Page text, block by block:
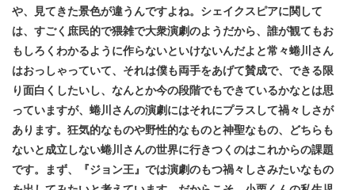
や、見てきた景色が違うんですよね。シェイクスピアに関して
は、すごく庶民的で猥雑で大衆演劇のようだから、誰が観てもお
もしろくわかるように作らないといけないんだよと常々蜷川さん
はおっしゃっていて、それは僕も両手をあげて賛成で、できる限
り面白くしたいし、なんとか今の段階でもできているかなとは思
っていますが、蜷川さんの演劇にはそれにプラスして禍々しさが
あります。狂気的なものや野性的なものと神聖なもの、どちらも
ないと成立しない蜷川さんの世界に行きつくのはこれからの課題
です。まず、『ジョン王』では演劇のもつ禍々しさみたいなもの